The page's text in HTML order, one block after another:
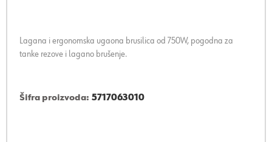
Lagana i ergonomska ugaona brusilica od 750W, pogodna za
tanke rezove i lagano brušenje.
Šifra proizvoda: 5717063010